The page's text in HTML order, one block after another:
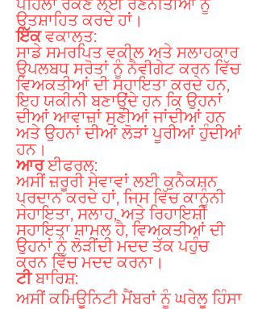
ਪਹਿਲਾਂ ਰੋਕਣ ਲਈ ਰਣਨੀਤੀਆਂ ਨੂੰ
ਉਤਸ਼ਾਹਿਤ ਕਰਦੇ ਹਾਂ।
ਇੱਕਵਕਾਲਤ:
ਸਾਡੇ ਸਮਰਪਿਤ ਵਕੀਲ ਅਤੇ ਸਲਾਹਕਾਰ
ਉਪਲਬਧ ਸਰੋਤਾਂ ਨੂੰ ਨੈਵੀਗੇਟ ਕਰਨ ਵਿੱਚ
ਵਿਅਕਤੀਆਂ ਦੀ ਸਹਾਇਤਾ ਕਰਦੇ ਹਨ,
ਇਹ ਯਕੀਨੀ ਬਣਾਉਂਦੇ ਹਨ ਕਿ ਉਹਨਾਂ
ਦੀਆਂ ਆਵਾਜ਼ਾਂ ਸੁਣੀਆਂ ਜਾਂਦੀਆਂ ਹਨ
ਅਤੇ ਉਹਨਾਂ ਦੀਆਂ ਲੋੜਾਂ ਪੂਰੀਆਂ ਹੁੰਦੀਆਂ
ਹਨ।
ਆਰਈਫਰਲ:
ਅਸੀਂ ਜ਼ਰੂਰੀ ਸੇਵਾਵਾਂ ਲਈ ਕੁਨੈਕਸ਼ਨ
ਪ੍ਰਦਾਨ ਕਰਦੇ ਹਾਂ, ਜਿਸ ਵਿੱਚ ਕਾਨੂੰਨੀ
ਸਹਾਇਤਾ, ਸਲਾਹ, ਅਤੇ ਰਿਹਾਇਸ਼ੀ
ਸਹਾਇਤਾ ਸ਼ਾਮਲ ਹੈ, ਵਿਅਕਤੀਆਂ ਦੀ
ਉਹਨਾਂ ਨੂੰ ਲੋੜੀਂਦੀ ਮਦਦ ਤੱਕ ਪਹੁੰਚ
ਕਰਨ ਵਿੱਚ ਮਦਦ ਕਰਨਾ।
ਟੀਬਾਰਿਸ਼:
ਅਸੀਂ ਕਮਿਊਨਿਟੀ ਮੈਂਬਰਾਂ ਨੂੰ ਘਰੇਲੂ ਹਿੰਸਾ